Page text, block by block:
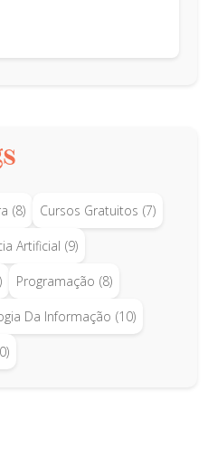
(8) Cursos Gratuitos (7)
Artificial (9)
Programação (8)
Da Informação (10)